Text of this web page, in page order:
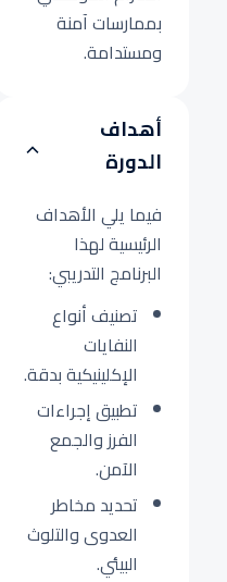
بممارسات آمنة
ومستدامة.
أهداف
الدورة
فيما يلي الأهداف
الرئيسية لهذا
البرنامج التدريبي:
تصنيف أنواع
النفايات
الإكلينيكية بدقة.
تطبيق إجراءات
الفرز والجمع
الآمن.
تحديد مخاطر
العدوى والتلوث
البيئي.